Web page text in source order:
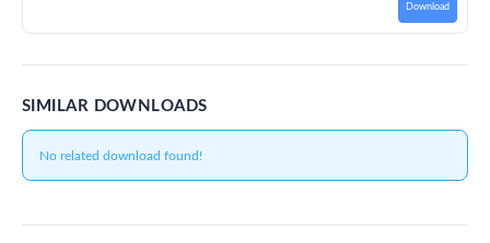
Download
SIMILAR DOWNLOADS
No related download found!